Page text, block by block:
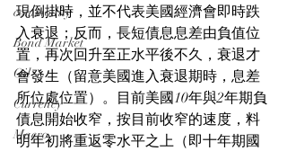
commodity
Bond Market
Oil
Currency
Macro
現倒掛時，並不代表美國經濟會即時跌
入衰退；反而，長短債息息差由負值位
置，再次回升至正水平後不久，衰退才
會發生（留意美國進入衰退期時，息差
所位處位置）。目前美國10年與2年期負
債息開始收窄，按目前收窄的速度，料
明年初將重返零水平之上（即十年期國